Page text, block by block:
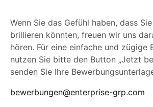
Wenn Sie das Gefühl haben, dass
brillieren könnten, freuen wir uns
hören. Für eine einfache und zügige
nutzen Sie bitte den Button „Jetzt
senden Sie Ihre
bewerbungen@enterprise-grp.com